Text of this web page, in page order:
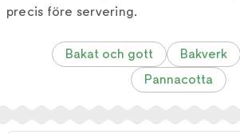
precis före servering.
Bakat och gott Bakverk
Pannacotta